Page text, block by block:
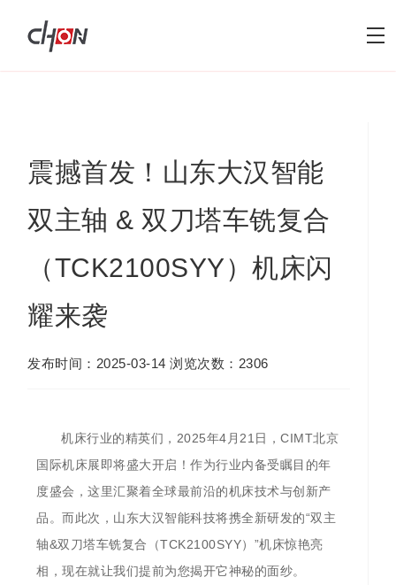
震撼首发！山东大汉智能
双主轴 & 双刀塔车铣复合
（TCK2100SYY）机床闪
耀来袭
发布时间：2025-03-14 浏览次数：2306
机床行业的精英们，2025年4月21日，CIMT北京
国际机床展即将盛大开启！作为行业内备受瞩目的年
度盛会，这里汇聚着全球最前沿的机床技术与创新产
品。而此次，山东大汉智能科技将携全新研发的“双主
轴&双刀塔车铣复合（TCK2100SYY）”机床惊艳亮
相，现在就让我们提前为您揭开它神秘的面纱。